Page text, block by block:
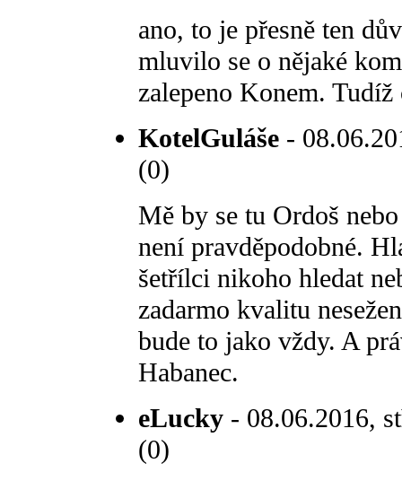
ano, to je přesně ten
mluvilo se o nějaké
zalepeno Konem.
KotelGuláše -
(0)
Mě by se tu Ordoš
není pravděpodobné.
šetřílci nikoho hledat
zadarmo kvalitu
bude to jako vždy. A
Habanec.
eLucky - 08.06.2016,
(0)